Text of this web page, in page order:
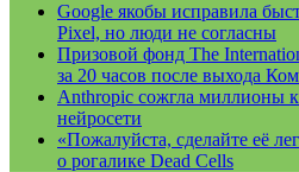
Google якобы исправила
Pixel, но люди не согласны
Призовой фонд The
за 20 часов после выхода
Anthropic сожгла миллионы
нейросети
«Пожалуйста, сделайте её
о рогалике Dead Cells